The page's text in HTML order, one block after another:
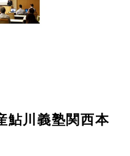
鮎川義塾関西本